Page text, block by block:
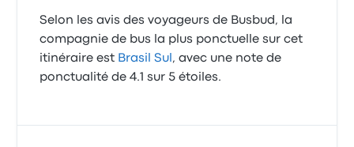
Selon les avis des voyageurs de Busbud, la
compagnie de bus la plus ponctuelle sur cet
itinéraire est Brasil Sul , avec une note de
ponctualité de 4.1 sur 5 étoiles.